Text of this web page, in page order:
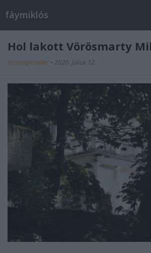
fáymiklós
Hol lakott Vörösmarty
stolzingimalter • 2020. július 12.